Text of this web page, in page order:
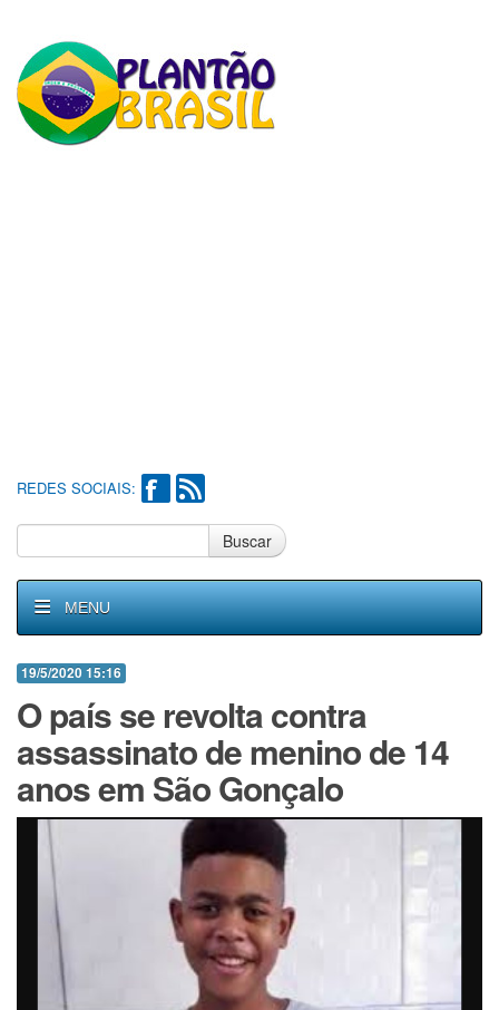
REDES SOCIAIS:
Buscar
MENU
19/5/2020 15:16
O país se revolta contra
assassinato de menino de 14
anos em São Gonçalo